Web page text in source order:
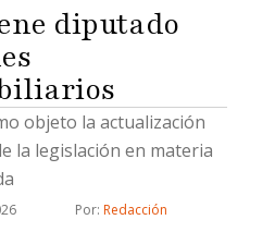
diputado
objeto la actualización
la legislación en materia
Por: Redacción